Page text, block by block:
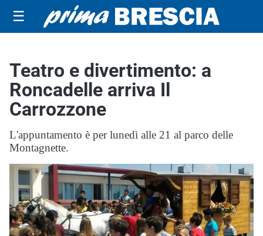
☰
Teatro e divertimento: a
Roncadelle arriva Il
Carrozzone
L'appuntamento è per lunedì alle 21 al parco delle
Montagnette.